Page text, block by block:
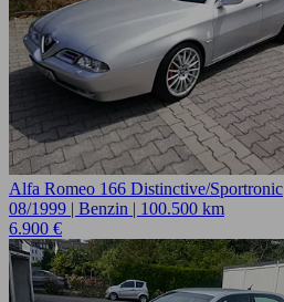
Alfa Romeo 166 Distinctive/Sportronic
08/1999 | Benzin | 100.500 km
6.900 €